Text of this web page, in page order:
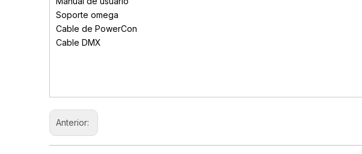
Soporte omega
Cable de PowerCon
Cable DMX
Anterior: